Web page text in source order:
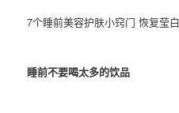
7个睡前美容护肤小窍门 恢复莹
睡前不要喝太多的饮品